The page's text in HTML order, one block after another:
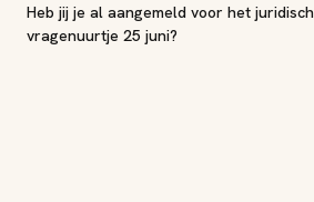
Heb jij je al aangemeld voor het juridisch
vragenuurtje 25 juni?